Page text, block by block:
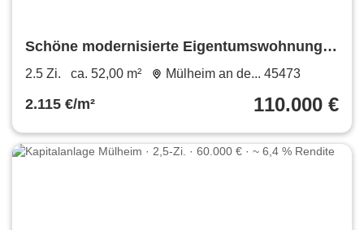
Schöne modernisierte Eigentumswohnung
mit ca 52m2
2.5 Zi. ca. 52,00 m² Mülheim an de... 45473
2.115 €/m² 110.000 €